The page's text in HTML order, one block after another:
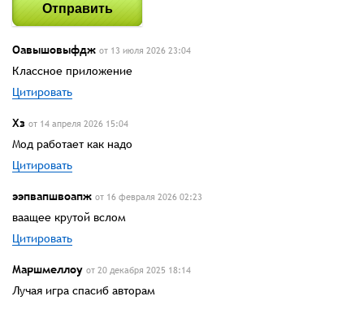
Отправить
Оавышовыфдж от 13 июля 2026 23:04
Классное приложение
Цитировать
Хз от 14 апреля 2026 15:04
Мод работает как надо
Цитировать
ээпвапшвоапж от 16 февраля 2026 02:23
ваащее крутой вслом
Цитировать
Маршмеллоу от 20 декабря 2025 18:14
Лучая игра спасиб авторам